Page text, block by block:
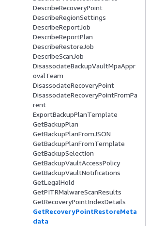
DescribeRecoveryPoint
DescribeRegionSettings
DescribeReportJob
DescribeReportPlan
DescribeRestoreJob
DescribeScanJob
DisassociateBackupVaultMpaAppr
ovalTeam
DisassociateRecoveryPoint
DisassociateRecoveryPointFromPa
rent
ExportBackupPlanTemplate
GetBackupPlan
GetBackupPlanFromJSON
GetBackupPlanFromTemplate
GetBackupSelection
GetBackupVaultAccessPolicy
GetBackupVaultNotifications
GetLegalHold
GetPITRMalwareScanResults
GetRecoveryPointIndexDetails
GetRecoveryPointRestoreMeta
data